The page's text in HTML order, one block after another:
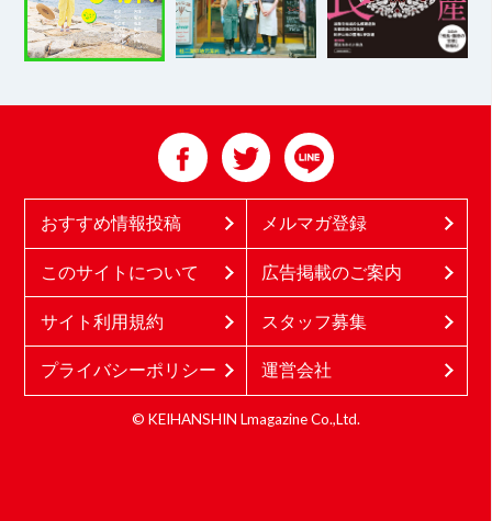
おすすめ情報投稿 メルマガ登録
このサイトについて 広告掲載のご案内
サイト利用規約 スタッフ募集
プライバシーポリシー 運営会社
© KEIHANSHIN Lmagazine Co.,Ltd.